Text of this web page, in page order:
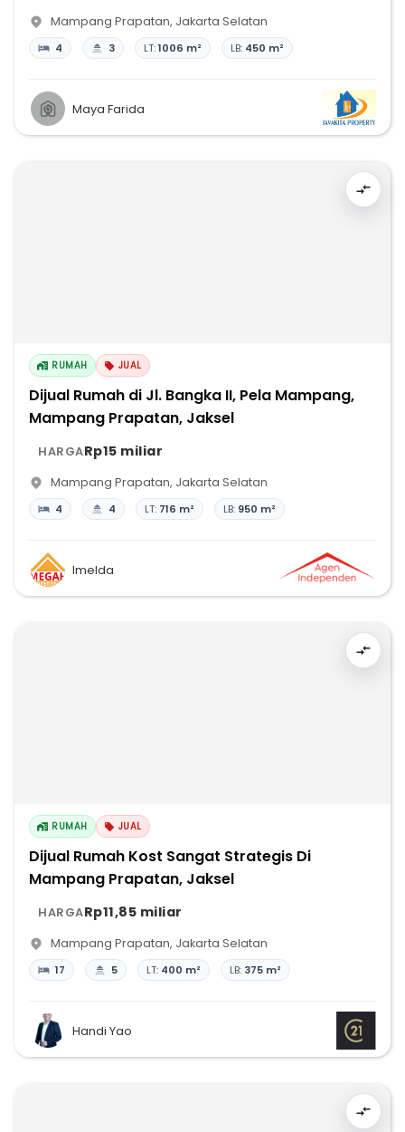
Mampang Prapatan, Jakarta Selatan
4 3 LT:1006 m² LB: 450 m²
Maya Farida
RUMAH JUAL
Dijual Rumah di Jl. Bangka II, Pela Mampang,
Mampang Prapatan, Jaksel
HARGARp15 miliar
Mampang Prapatan, Jakarta Selatan
4 4 LT: 716 m² LB: 950 m²
Imelda
RUMAH JUAL
Dijual Rumah Kost Sangat Strategis Di
Mampang Prapatan, Jaksel
HARGARp11,85 miliar
Mampang Prapatan, Jakarta Selatan
17 5 LT: 400 m² LB: 375 m²
Handi Yao